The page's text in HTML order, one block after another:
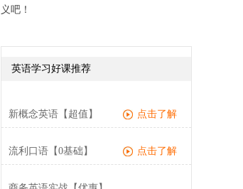
义吧！
英语学习好课推荐
新概念英语【超值】 点击了解
流利口语【0基础】 点击了解